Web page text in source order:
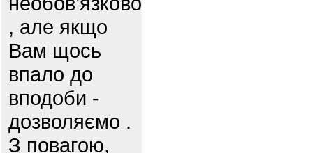
, але якщо
Вам щось
впало до
вподоби -
дозволяємо .
З повагою,